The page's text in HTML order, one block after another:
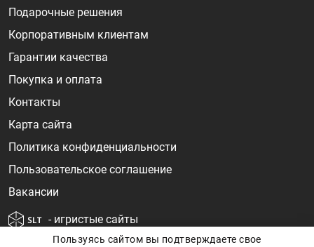
Подарочные решения
Корпоративным клиентам
Гарантии качества
Покупка и оплата
Контакты
Карта сайта
Политика конфиденциальности
Пользовательское соглашение
Вакансии
- игристые сайты
Пользуясь сайтом вы подтверждаете свое